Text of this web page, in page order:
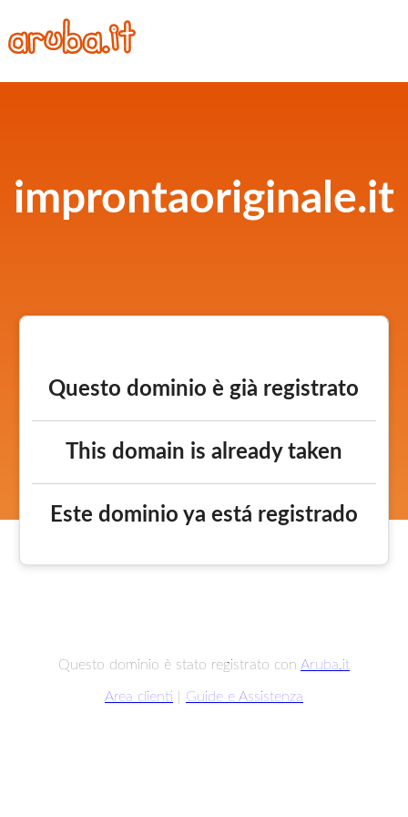
improntaoriginale.it
Questo dominio è già registrato
This domain is already taken
Este dominio ya está registrado
Questo dominio è stato registrato con Aruba.it
Area clienti Guide e Assistenza